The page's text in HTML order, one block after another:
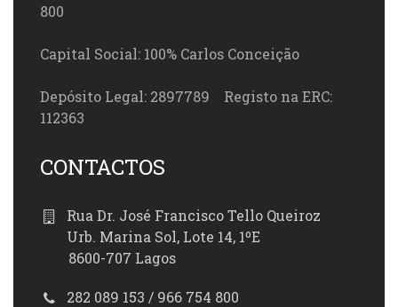
800
Capital Social: 100% Carlos Conceição
Depósito Legal: 2897789 Registo na ERC:
112363
CONTACTOS
Rua Dr. José Francisco Tello Queiroz
Urb. Marina Sol, Lote 14, 1ºE
8600-707 Lagos
282 089 153 / 966 754 800